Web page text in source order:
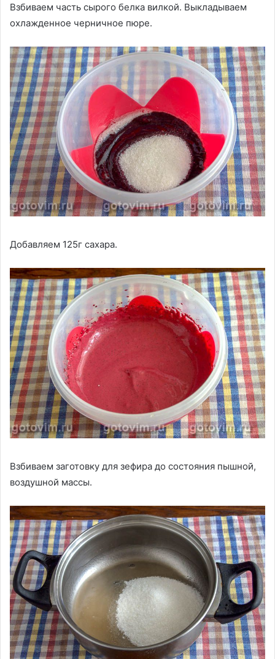
Взбиваем часть сырого белка вилкой. Выкладываем
охлажденное черничное пюре.
Добавляем 125г сахара.
Взбиваем заготовку для зефира до состояния пышной,
воздушной массы.